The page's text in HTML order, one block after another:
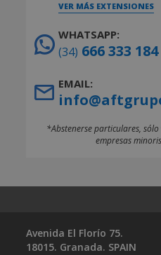
VER MÁS EXTENSIONES
WHATSAPP:
(34) 666 333 184
EMAIL:
*Abstenerse particulares,
empresas
Avenida El Florío 75.
18015. Granada. SPAIN